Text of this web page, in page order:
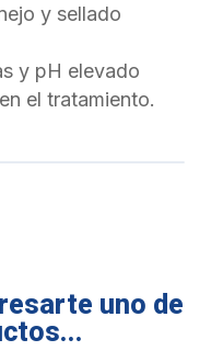
y sellado
y pH elevado
el tratamiento.
uno de